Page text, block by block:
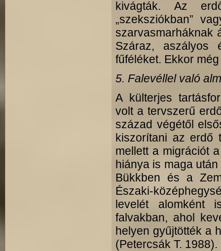
kivágták. Az
„szeksziókban”
szarvasmarháknak
Száraz, aszályos
fűféléket. Ekkor
5. Falevéllel való
A külterjes
volt a tervszerű
század végétől
kiszorítani az erdő
mellett a migrációt
hiánya is maga
Bükkben és a
Északi-
levelét alomként
falvakban, ahol
helyen gyűjtötték a
(Petercsák T. 1988).